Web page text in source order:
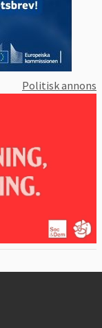
Politisk annons